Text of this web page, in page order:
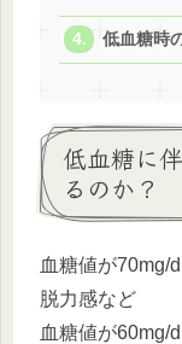
低血糖時
低血糖に
るのか？
血糖値が70mg/
脱力感など
血糖値が60mg/